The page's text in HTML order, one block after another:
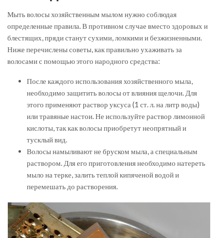
Мыть волосы хозяйственным мылом нужно соблюдая
определенные правила. В противном случае вместо здоровых и
блестящих, пряди станут сухими, ломкими и безжизненными.
Ниже перечислены советы, как правильно ухаживать за
волосами с помощью этого народного средства:
После каждого использования хозяйственного мыла,
необходимо защитить волосы от влияния щелочи. Для
этого применяют раствор уксуса (1 ст. л. на литр воды)
или травяные настои. Не используйте раствор лимонной
кислоты, так как волосы приобретут неопрятный и
тусклый вид.
Волосы намыливают не бруском мыла, а специальным
раствором. Для его приготовления необходимо натереть
мыло на терке, залить теплой кипяченой водой и
перемешать до растворения.